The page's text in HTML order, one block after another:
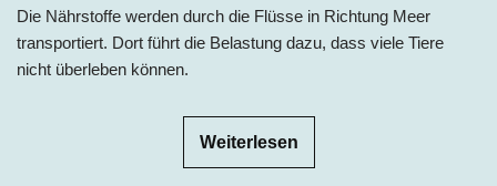
Die Nährstoffe werden durch die Flüsse in Richtung Meer
transportiert. Dort führt die Belastung dazu, dass viele Tiere
nicht überleben können.
Weiterlesen